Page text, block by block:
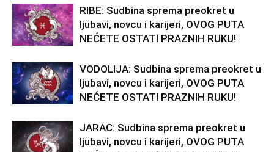
RIBE: Sudbina sprema preokret u
ljubavi, novcu i karijeri, OVOG PUTA
NEĆETE OSTATI PRAZNIH RUKU!
VODOLIJA: Sudbina sprema preokret u
ljubavi, novcu i karijeri, OVOG PUTA
NEĆETE OSTATI PRAZNIH RUKU!
JARAC: Sudbina sprema preokret u
ljubavi, novcu i karijeri, OVOG PUTA